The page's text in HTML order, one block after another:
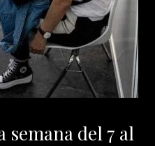
semana del 7 al